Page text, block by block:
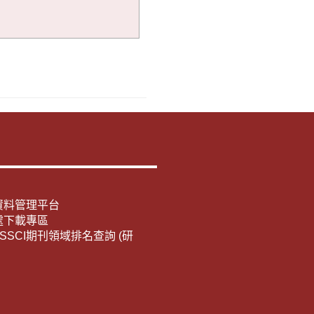
料管理平台
下載專區
期刊領域排名查詢 (研